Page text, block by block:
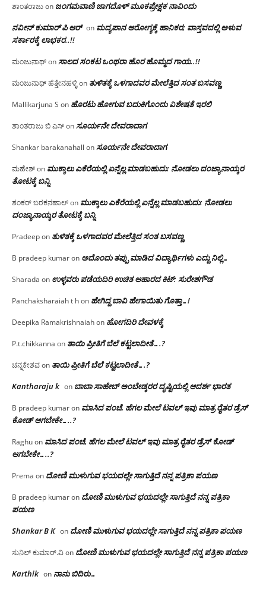
ಶಾಂತರಾಜುon ಜಂಗಮವಾಣಿ ಜಾಗದೊಳ್ ಮೂಕಪ್ರೇಕ್ಷಕ ನಾವಿಂದು
ನವೀನ್ ಕುಮಾರ್ ಪಿ ಆರ್ on ಮದ್ಯಪಾನ ಆರೋಗ್ಯಕ್ಕೆ ಹಾನಿಕರ; ವಾಸ್ತವದಲ್ಲಿ ಅಳುವ
ಸರ್ಕಾರಕ್ಕೆ ಲಾಭಕರ..!!
ಮಂಜುನಾಥ್onಸಾಲದ ಸಂಕಟ ಒಂಥರಾ ಹೊರ ಹೊಮ್ಮದ ಗಾಯ..!!
ಮಂಜುನಾಥ್ ಹೆತ್ತೇನಹಳ್ಳಿon ತುಳಿತಕ್ಕೆ ಒಳಗಾದವರ ಮೇಲೆತ್ತಿದ ಸಂತ ಬಸವಣ್ಣ
Mallikarjuna S on ಹೊರಟು ಹೋಗುವ ಬದುಕಿಗೊಂದು ವಿಶೇಷತೆ ಇರಲಿ
ಶಾಂತರಾಜು ಬಿ ಎಸ್onಸೂರ್ಯನೇ ದೇವರಾದಾಗ
Shankar barakanahall onಸೂರ್ಯನೇ ದೇವರಾದಾಗ
ಮಹೇಶ್on ಮುಕ್ಕಾಲು ಎಕೆರೆಯಲ್ಲಿ ಏನ್ನೆಲ್ಲ‌ ಮಾಡಬಹುದು: ನೋಡಲು ದಂಜ್ಯಾನಾಯ್ಕರ
ತೋಟಕ್ಕೆ ಬನ್ನಿ
ಶಂಕರ್ ಬರಕನಹಾಲ್on ಮುಕ್ಕಾಲು ಎಕೆರೆಯಲ್ಲಿ ಏನ್ನೆಲ್ಲ‌ ಮಾಡಬಹುದು: ನೋಡಲು
ದಂಜ್ಯಾನಾಯ್ಕರ ತೋಟಕ್ಕೆ ಬನ್ನಿ
Pradeepon ತುಳಿತಕ್ಕೆ ಒಳಗಾದವರ ಮೇಲೆತ್ತಿದ ಸಂತ ಬಸವಣ್ಣ
B pradeep kumaron ಅದೊಂದು ತಪ್ಪು ಮಾಡಿದ ವಿದ್ಯಾರ್ಥಿಗಳು ಎದ್ದು ನಿಲ್ಲಿ…
Sharada on ಉಳ್ಳವರು ಪಡೆಯದಿರಿ ಉಚಿತ ಆಹಾರದ ಕಿಟ್: ಸುರೇಶಗೌಡ
Panchaksharaiah t hon ಹೇಗಿದ್ದ ಬಾವಿ ಹೇಗಾಯಿತು ಗೊತ್ತಾ…!
Deepika Ramakrishnaiahon ಹೋಗದಿರಿ ದೇವಳಕ್ಕೆ
P.t.chikkanna on ತಾಯಿ ಪ್ರೀತಿಗೆ ಬೆಲೆ ಕಟ್ಟಲಾದೀತೆ….?
ಚನ್ನಕೇಶವon ತಾಯಿ ಪ್ರೀತಿಗೆ ಬೆಲೆ ಕಟ್ಟಲಾದೀತೆ….?
Kantharaju k on ಬಾಬಾ ಸಾಹೇಬ್ ಅಂಬೇಡ್ಕರರ ದೃಷ್ಟಿಯಲ್ಲಿ ಆದರ್ಶ ಭಾರತ
B pradeep kumaron ಮಾಸಿದ ಪಂಚೆ, ಹೆಗಲ ಮೇಲೆ ಟವಲ್‌ ಇವು ಮಾತ್ರ ರೈತರ ಡ್ರೆಸ್‌
ಕೋಡ್ ಆಗಬೇಕೇ…..?‌
Raghuon ಮಾಸಿದ ಪಂಚೆ, ಹೆಗಲ ಮೇಲೆ ಟವಲ್‌ ಇವು ಮಾತ್ರ ರೈತರ ಡ್ರೆಸ್‌ ಕೋಡ್
ಆಗಬೇಕೇ…..?‌
Prema on ದೋಣಿ ಮುಳುಗುವ ಭಯದಲ್ಲೇ ಸಾಗುತ್ತಿದೆ ನನ್ನ ಪತ್ರಿಕಾ ಪಯಣ
B pradeep kumaron ದೋಣಿ ಮುಳುಗುವ ಭಯದಲ್ಲೇ ಸಾಗುತ್ತಿದೆ ನನ್ನ ಪತ್ರಿಕಾ
ಪಯಣ
Shankar B K on ದೋಣಿ ಮುಳುಗುವ ಭಯದಲ್ಲೇ ಸಾಗುತ್ತಿದೆ ನನ್ನ ಪತ್ರಿಕಾ ಪಯಣ
ಸುನಿಲ್ ಕುಮಾರ್.ವಿon ದೋಣಿ ಮುಳುಗುವ ಭಯದಲ್ಲೇ ಸಾಗುತ್ತಿದೆ ನನ್ನ ಪತ್ರಿಕಾ ಪಯಣ
Karthik on ನಾನು ಬಿದಿರು…